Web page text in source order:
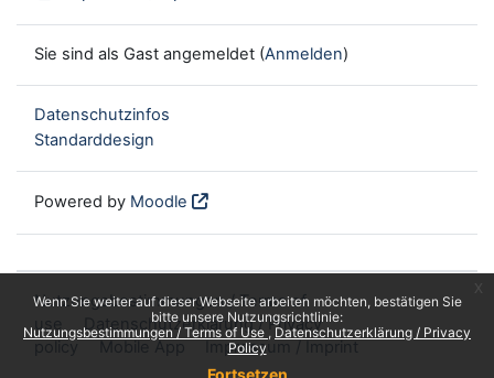
Wenn Sie weiter auf dieser Webseite arbeiten möchten, bestätigen Sie
bitte unsere Nutzungsrichtlinie:
Nutzungsbestimmungen / Terms of Use
Datenschutzerklärung / Privacy
Policy
Fortsetzen
Sie sind als Gast angemeldet (Anmelden)
Datenschutzinfos
Standarddesign
Powered by Moodle
Nutzungsbestimmungen / Terms of
use
Datenschutzerklärung / Privacy
policy
Mobile App Impressum / Imprint